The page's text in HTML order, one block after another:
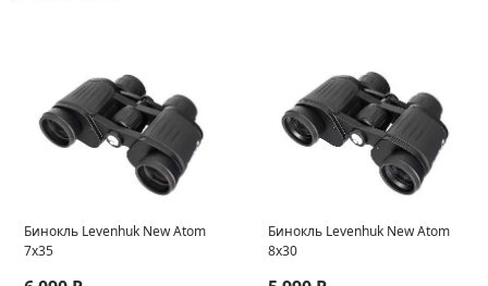
Бинокль Levenhuk New Atom
7x35
Бинокль Levenhuk New Atom
8x30